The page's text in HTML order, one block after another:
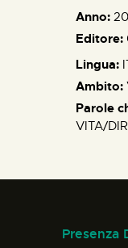
Anno:
Editore:
Lingua:
Ambito:
Parole
VITA/
Presenza